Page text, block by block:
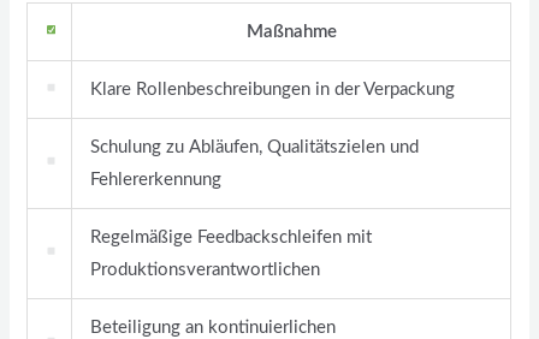
Maßnahme
Klare Rollenbeschreibungen in der Verpackung
Schulung zu Abläufen, Qualitätszielen und
Fehlererkennung
Regelmäßige Feedbackschleifen mit
Produktionsverantwortlichen
Beteiligung an kontinuierlichen